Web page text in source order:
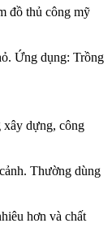
đồ thủ công mỹ
Ứng dụng: Trồng
xây dựng, công
Thường dùng
hơn và chất